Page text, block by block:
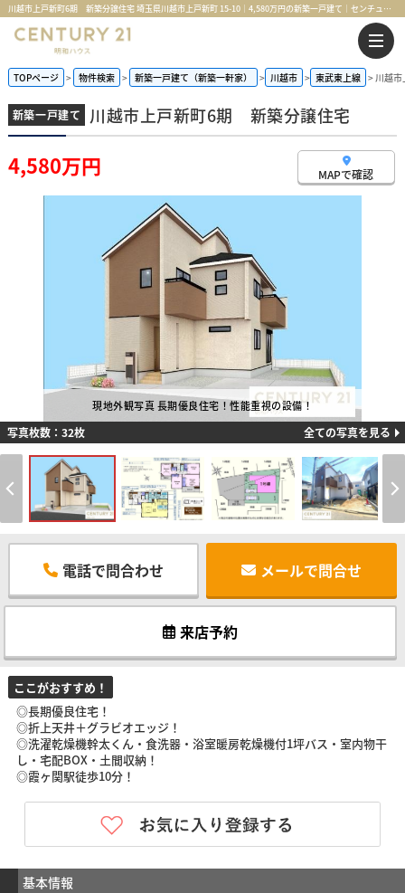
川越市上戸新町6期 新築分譲住宅 埼玉県川越市上戸新町 15-10｜4,580万円の新築一戸建て｜センチュリー21明和ハウス
TOPページ 物件検索 新築一戸建て（新築一軒家） 川越市 東武東上線 川越
新築一戸建て 川越市上戸新町6期 新築分譲住宅
4,580万円 MAPで確認
現地外観写真 長期優良住宅！性能重視の設備！
写真枚数：32枚 全ての写真を見る
電話で問合わせ メールで問合せ
来店予約
ここがおすすめ！
◎長期優良住宅！
◎折上天井＋グラビオエッジ！
◎洗濯乾燥機幹太くん・食洗器・浴室暖房乾燥機付1坪バス・室内物干
し・宅配BOX・土間収納！
◎霞ヶ関駅徒歩10分！
基本情報